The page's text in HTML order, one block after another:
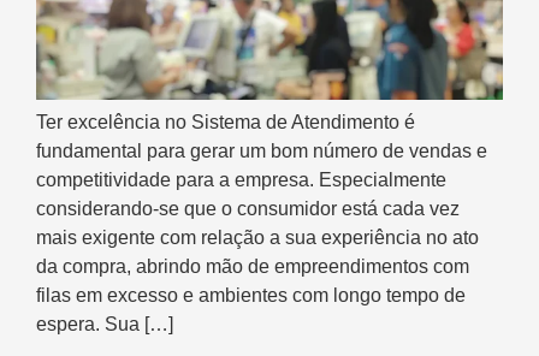
Ter excelência no Sistema de Atendimento é
fundamental para gerar um bom número de vendas e
competitividade para a empresa. Especialmente
considerando-se que o consumidor está cada vez
mais exigente com relação a sua experiência no ato
da compra, abrindo mão de empreendimentos com
filas em excesso e ambientes com longo tempo de
espera. Sua […]